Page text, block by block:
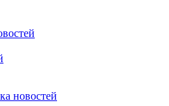
новостей